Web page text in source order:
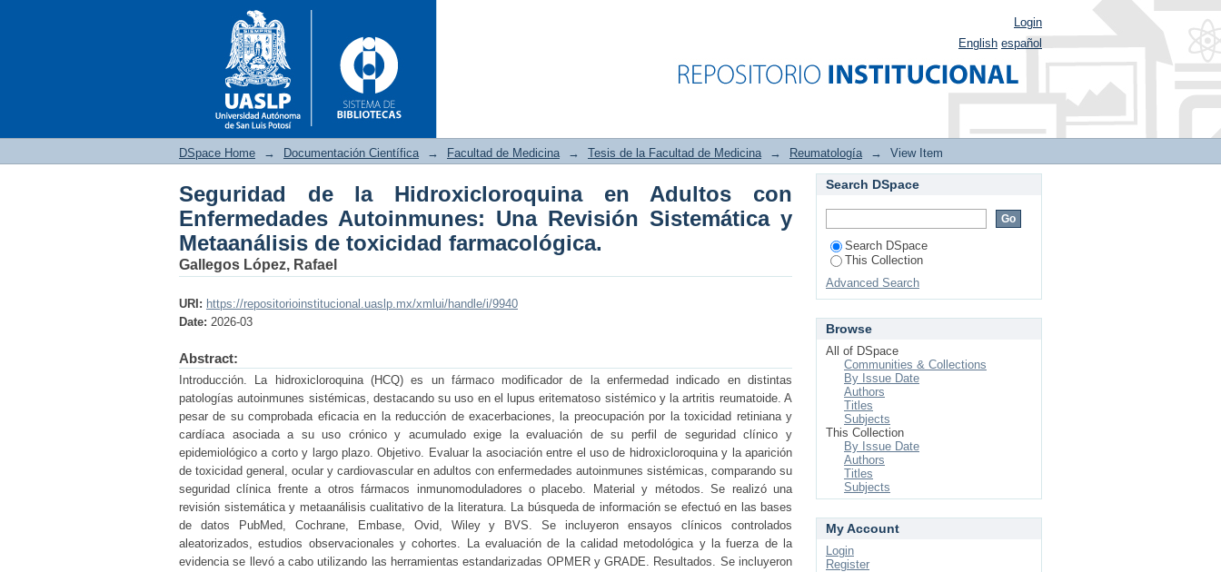
Seguridad de la Hidroxicloroquina en Adultos con Enfermedades Autoinmunes:
Una Revisión Sistemática y Metaanálisis de toxicidad farmacológica.
Login
English español
DSpace Home → Documentación Científica → Facultad de Medicina → Tesis de la Facultad de Medicina → Reumatología → View Item
Seguridad de la Hidroxicloroquina en Adultos con
Enfermedades Autoinmunes: Una Revisión Sistemática y
Metaanálisis de toxicidad farmacológica.
Gallegos López, Rafael
URI: https://repositorioinstitucional.uaslp.mx/xmlui/handle/i/9940
Date: 2026-03
Abstract:
Introducción. La hidroxicloroquina (HCQ) es un fármaco modificador de la enfermedad indicado en distintas
patologías autoinmunes sistémicas, destacando su uso en el lupus eritematoso sistémico y la artritis reumatoide. A
pesar de su comprobada eficacia en la reducción de exacerbaciones, la preocupación por la toxicidad retiniana y
cardíaca asociada a su uso crónico y acumulado exige la evaluación de su perfil de seguridad clínico y
epidemiológico a corto y largo plazo. Objetivo. Evaluar la asociación entre el uso de hidroxicloroquina y la aparición
de toxicidad general, ocular y cardiovascular en adultos con enfermedades autoinmunes sistémicas, comparando su
seguridad clínica frente a otros fármacos inmunomoduladores o placebo. Material y métodos. Se realizó una
revisión sistemática y metaanálisis cualitativo de la literatura. La búsqueda de información se efectuó en las bases
de datos PubMed, Cochrane, Embase, Ovid, Wiley y BVS. Se incluyeron ensayos clínicos controlados
aleatorizados, estudios observacionales y cohortes. La evaluación de la calidad metodológica y la fuerza de la
evidencia se llevó a cabo utilizando las herramientas estandarizadas OPMER y GRADE. Resultados. Se incluyeron
Search DSpace
Search DSpace
This Collection
Advanced Search
Browse
All of DSpace
Communities & Collections
By Issue Date
Authors
Titles
Subjects
This Collection
By Issue Date
Authors
Titles
Subjects
My Account
Login
Register